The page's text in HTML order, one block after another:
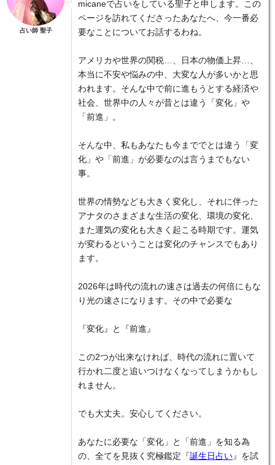
占い師 聖子
micaneで占いをしている聖子と申します。この
ページを訪れてくださったあなたへ、今一番必
要なことについてお話するわね。
アメリカや世界の関税…、日本の物価上昇…、
本当に不安や悩みの中、大変な人が多いかと思
われます。そんな中で前に進もうとする経済や
社会、世界中の人々が昔とは違う「変化」や
「前進」。
そんな中、私もあなたも今まででとは違う「変
化」や「前進」が必要なのは言うまでもない
事。
世界の情勢なども大きく変化し、それに伴った
アナタのさまざまな生活の変化、環境の変化、
また運気の変化も大きく起こる時期です。運気
が変わるということは変化のチャンスでもあり
ます。
2026年は時代の流れの速さは過去の何倍にもな
り光の速さになります。その中で必要な
『変化』と『前進』
この2つが出来なければ、時代の流れに置いて
行かれ二度と追いつけなくなってしまうかもし
れません。
でも大丈夫。安心してください。
あなたに必要な「変化」と「前進」を知る為
の、全てを見抜く究極鑑定『誕生日占い 』を試